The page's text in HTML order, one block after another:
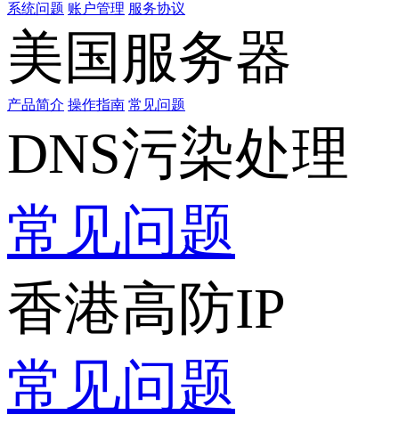
系统问题 账户管理 服务协议
美国服务器
产品简介 操作指南 常见问题
DNS污染处理
常见问题
香港高防IP
常见问题